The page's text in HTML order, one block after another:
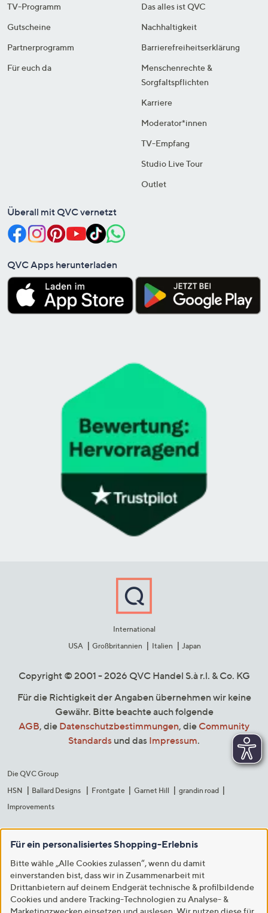
TV-Programm
Gutscheine
Partnerprogramm
Für euch da
Das alles ist QVC
Nachhaltigkeit
Barrierefreiheitserklärung
Menschenrechte &
Sorgfaltspflichten
Karriere
Moderator*innen
TV-Empfang
Studio Live Tour
Outlet
Überall mit QVC vernetzt
QVC Apps herunterladen
International
USA
Großbritannien Italien Japan
Copyright © 2001 - 2026 QVC Handel S.à r.l. & Co. KG
Für die Richtigkeit der Angaben übernehmen wir keine
Gewähr. Bitte beachte auch folgende
AGB, die Datenschutzbestimmungen, die Community
Standards und das Impressum.
Die QVC Group
HSN
Ballard Designs Frontgate Garnet Hill
grandin road
Improvements
Für ein personalisiertes Shopping-Erlebnis
Bitte wähle „Alle Cookies zulassen“, wenn du damit
einverstanden bist, dass wir in Zusammenarbeit mit
Drittanbietern auf deinem Endgerät technische & profilbildende
Cookies und andere Tracking-Technologien zu Analyse- &
Marketingzwecken einsetzen und auslesen. Wir nutzen diese für